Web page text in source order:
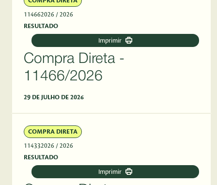
114662026 / 2026
RESULTADO
Imprimir
Compra Direta -
11466/2026
29 DE JULHO DE 2026
COMPRA DIRETA
114332026 / 2026
RESULTADO
Imprimir